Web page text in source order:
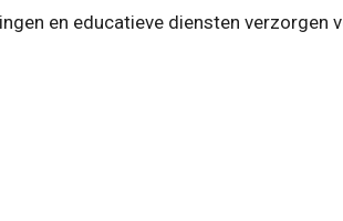
en educatieve diensten verzorgen